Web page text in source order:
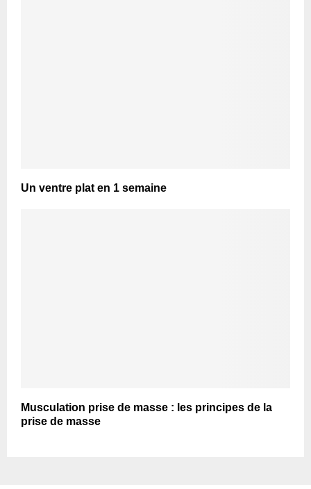
Un ventre plat en 1 semaine
Musculation prise de masse : les principes de la
prise de masse